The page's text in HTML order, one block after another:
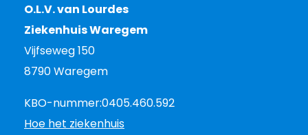
O.L.V. van Lourdes
Ziekenhuis Waregem
Vijfseweg 150
8790 Waregem
KBO-nummer:0405.460.592
Hoe het ziekenhuis